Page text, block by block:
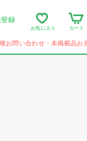
録
お気に入り カート
お問い合わせ・未掲載品お